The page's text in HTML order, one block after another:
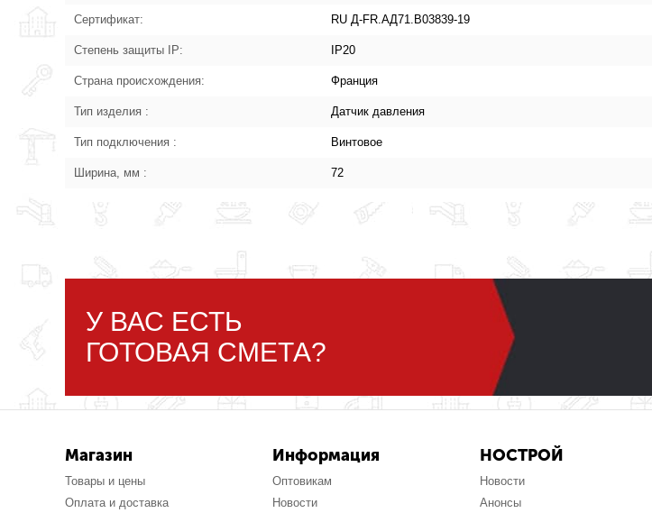
Сертификат: RU Д-FR.АД71.B03839-19
Степень защиты IP: IP20
Страна происхождения: Франция
Тип изделия : Датчик давления
Тип подключения : Винтовое
Ширина, мм : 72
У ВАС ЕСТЬ
ГОТОВАЯ СМЕТА?
Магазин
Товары и цены
Оплата и доставка
Информация
Оптовикам
Новости
НОСТРОЙ
Новости
Анонсы